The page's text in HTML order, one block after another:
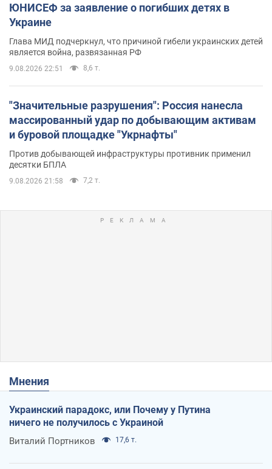
ЮНИСЕФ за заявление о погибших детях в
Украине
Глава МИД подчеркнул, что причиной гибели украинских детей
является война, развязанная РФ
9.08.2026 22:51 8,6 т.
"Значительные разрушения": Россия нанесла
массированный удар по добывающим активам
и буровой площадке "Укрнафты"
Против добывающей инфраструктуры противник применил
десятки БПЛА
9.08.2026 21:58 7,2 т.
Мнения
Украинский парадокс, или Почему у Путина
ничего не получилось с Украиной
Виталий Портников 17,6 т.